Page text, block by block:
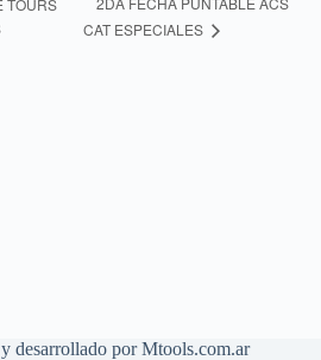
TOURS
CAT ESPECIALES
desarrollado porMtools.com.ar